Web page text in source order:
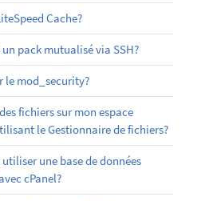
Cache?
pack mutualisé via SSH?
le mod_security?
fichiers sur mon espace
le Gestionnaire de fichiers?
une base de données
cPanel?